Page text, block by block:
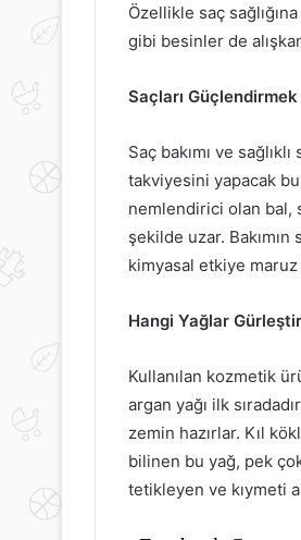
Özellikle saç
gibi besinler de
Saçları
Saç bakımı ve
takviyesini yapacak
nemlendirici olan bal,
şekilde uzar. Bakımın
kimyasal etkiye maruz
Hangi Yağlar
Kullanılan kozmetik
argan yağı ilk
zemin hazırlar. Kıl
bilinen bu yağ, pek
tetikleyen ve kıymeti